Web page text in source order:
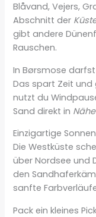
Blåvand, Vejers,
Abschnitt der
gibt andere
Rauschen.
In Børsmose
Das spart Zeit und
nutzt du
Sand direkt in
Einzigartige
Die Westküste
über Nordsee und
den
sanfte
Pack ein kleines